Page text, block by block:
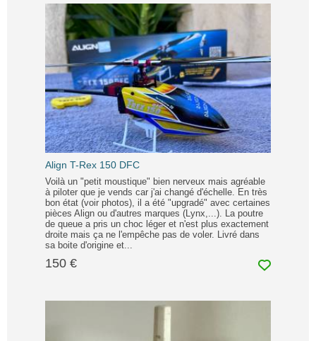
Align T-Rex 150 DFC
Voilà un "petit moustique" bien nerveux mais agréable
à piloter que je vends car j'ai changé d'échelle. En très
bon état (voir photos), il a été "upgradé" avec certaines
pièces Align ou d'autres marques (Lynx,...). La poutre
de queue a pris un choc léger et n'est plus exactement
droite mais ça ne l'empêche pas de voler. Livré dans
sa boite d'origine et...
150 €